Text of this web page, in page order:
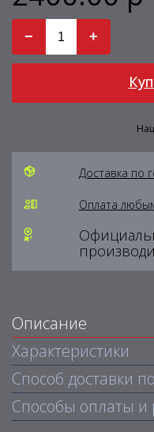
− +
Доставка по
Оплата
Описание
Характеристики
Способ доставки
Способы оплаты и